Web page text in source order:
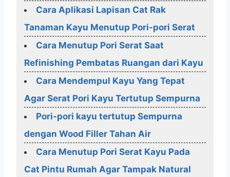
Cara Aplikasi Lapisan Cat Rak
Tanaman Kayu Menutup Pori-pori Serat
Cara Menutup Pori Serat Saat
Refinishing Pembatas Ruangan dari Kayu
Cara Mendempul Kayu Yang Tepat
Agar Serat Pori Kayu Tertutup Sempurna
Pori-pori kayu tertutup Sempurna
dengan Wood Filler Tahan Air
Cara Menutup Pori Serat Kayu Pada
Cat Pintu Rumah Agar Tampak Natural